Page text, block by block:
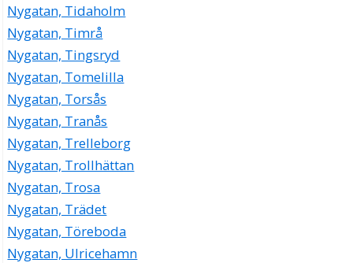
Nygatan, Tidaholm
Nygatan, Timrå
Nygatan, Tingsryd
Nygatan, Tomelilla
Nygatan, Torsås
Nygatan, Tranås
Nygatan, Trelleborg
Nygatan, Trollhättan
Nygatan, Trosa
Nygatan, Trädet
Nygatan, Töreboda
Nygatan, Ulricehamn